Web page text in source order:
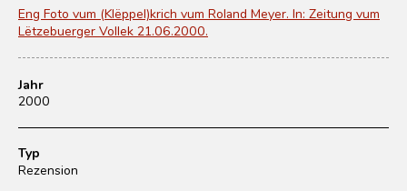
Eng Foto vum (Klëppel)krich vum Roland Meyer. In: Zeitung vum
Lëtzebuerger Vollek 21.06.2000.
Jahr
2000
Typ
Rezension